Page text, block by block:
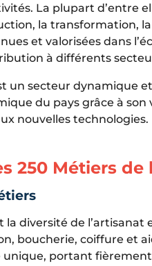
La plupart d’entre
la transformation,
et valorisées dans
à différents
un secteur dynamique
du pays grâce à son
nouvelles technologies.
250 Métiers
la diversité de
boucherie, coiffure et
portant